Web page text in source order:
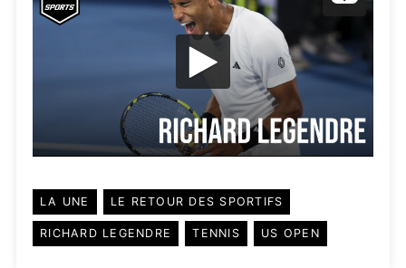
LA UNE LE RETOUR DES SPORTIFS
RICHARD LEGENDRE TENNIS US OPEN